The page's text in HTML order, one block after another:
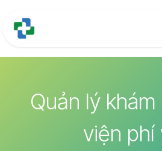
Quản lý
viện phí